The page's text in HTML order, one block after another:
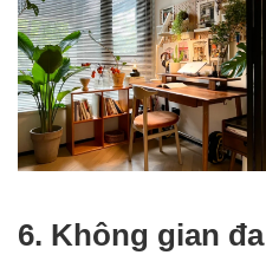
6. Không gian